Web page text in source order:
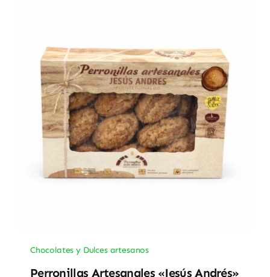
Chocolates y Dulces artesanos
Perronillas Artesanales «Jesús Andrés»